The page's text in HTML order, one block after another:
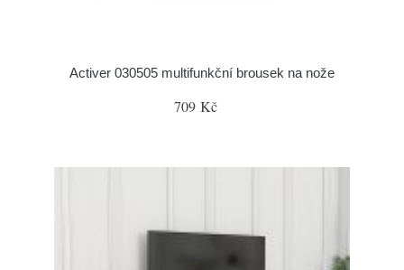
Activer 030505 multifunkční brousek na nože
709 Kč